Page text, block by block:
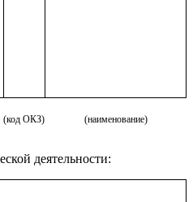
(код ОКЗ) (наименование)
деятельности: